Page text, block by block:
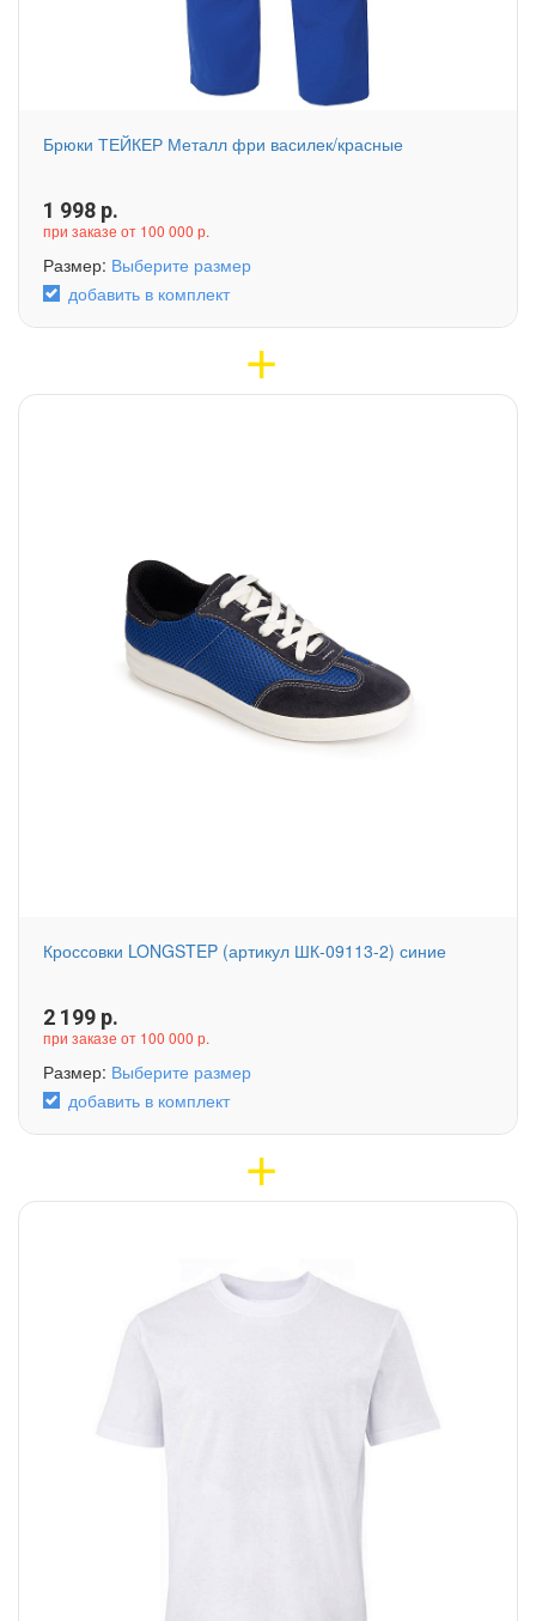
Брюки ТЕЙКЕР Металл фри василек/красные
1 998 р.
при заказе от 100 000 р.
Размер: Выберите размер
добавить в комплект
Кроссовки LONGSTEP (артикул ШК-09113-2) синие
2 199 р.
при заказе от 100 000 р.
Размер: Выберите размер
добавить в комплект